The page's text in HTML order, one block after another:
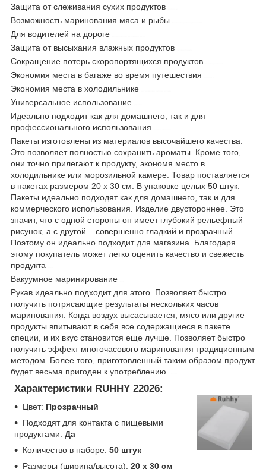
Защита от слеживания сухих продуктов
Возможность маринования мяса и рыбы
Для водителей на дороге
Защита от высыхания влажных продуктов
Сокращение потерь скоропортящихся продуктов
Экономия места в багаже во время путешествия
Экономия места в холодильнике
Универсальное использование
Идеально подходит как для домашнего, так и для
профессионального использования
Пакеты изготовлены из материалов высочайшего качества.
Это позволяет полностью сохранить ароматы. Кроме того,
они точно прилегают к продукту, экономя место в
холодильнике или морозильной камере. Товар поставляется
в пакетах размером 20 х 30 см. В упаковке целых 50 штук.
Пакеты идеально подходят как для домашнего, так и для
коммерческого использования. Изделие двустороннее. Это
значит, что с одной стороны он имеет глубокий рельефный
рисунок, а с другой – совершенно гладкий и прозрачный.
Поэтому он идеально подходит для магазина. Благодаря
этому покупатель может легко оценить качество и свежесть
продукта
Вакуумное маринирование
Рукав идеально подходит для этого. Позволяет быстро
получить потрясающие результаты нескольких часов
маринования. Когда воздух высасывается, мясо или другие
продукты впитывают в себя все содержащиеся в пакете
специи, и их вкус становится еще лучше. Позволяет быстро
получить эффект многочасового маринования традиционным
методом. Более того, приготовленный таким образом продукт
будет весьма пригоден к употреблению.
Характеристики RUHHY 22026:
Цвет: Прозрачный
Подходят для контакта с пищевыми
продуктами: Да
Количество в наборе: 50 штук
Размеры (ширина/высота): 20 x 30 см